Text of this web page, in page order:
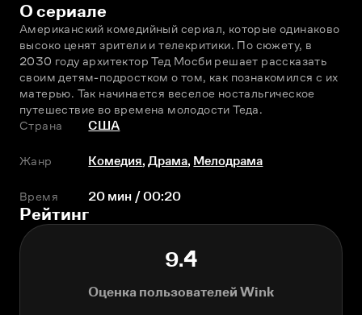
О сериале
Американский комедийный сериал, которые одинаково
высоко ценят зрители и телекритики. По сюжету, в
2030 году архитектор Тед Мосби решает рассказать
своим детям-подростком о том, как познакомился с их
матерью. Так начинается веселое ностальгическое
путешествие во времена молодости Теда.
Страна
США
Жанр Комедия,Драма, Мелодрама
Время 20 мин / 00:20
Рейтинг
9.4
Оценка пользователей Wink